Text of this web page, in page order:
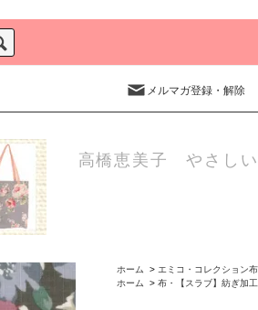
メルマガ登録・解除
高橋恵美子 やさし
ホーム > エミコ・コレクション布
ホーム
> 布・【スラブ】紡ぎ加